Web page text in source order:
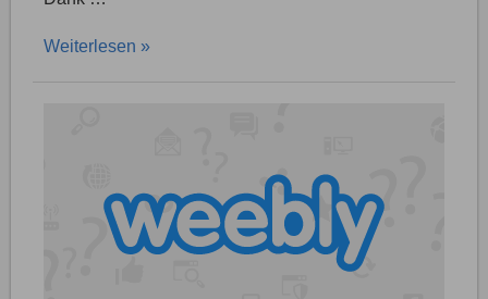
Weiterlesen »